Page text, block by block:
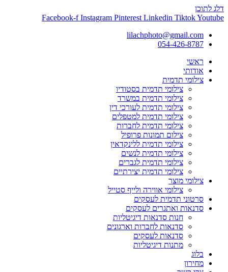
דלג לתוכן
Facebook-f Instagram Pinterest Linkedin TiktokYoutube
lilachphoto@gmail.com
054-426-8787
ראשי
אודותי
צילומי תדמית
צילומי תדמית בסטודיו
צילומי תדמית במשרד
צילומי תדמית לעורכי דין
צילומי תדמית למטפלים
צילומי תדמית לחברות
צילום תמונות פרופיל
צילומי תדמית ללינקדאין
צילומי תדמית לנשים
צילומי תדמית לגברים
צילומי תדמית יצירתיים
צילומי מוצר
צילומי אווירה ולייף סטייל
סרטוני תדמית לעסקים
סדנאות ואתגרים לעסקים
חנות סדנאות דיגיטליות
סדנאות לחברות וארגונים
סדנאות לעסקים
מתנות דיגיטליות
בלוג
מחירון